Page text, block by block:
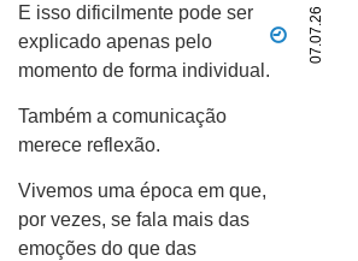
07.07.26
E isso dificilmente pode ser
explicado apenas pelo
momento de forma individual.
Também a comunicação
merece reflexão.
Vivemos uma época em que,
por vezes, se fala mais das
emoções do que das